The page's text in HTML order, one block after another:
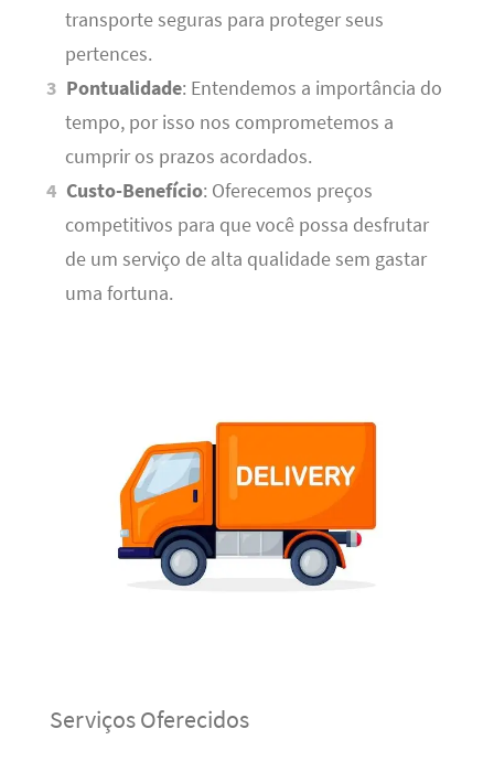
transporte seguras para proteger seus
pertences.
Pontualidade: Entendemos a importância do
tempo, por isso nos comprometemos a
cumprir os prazos acordados.
Custo-Benefício: Oferecemos preços
competitivos para que você possa desfrutar
de um serviço de alta qualidade sem gastar
uma fortuna.
Serviços Oferecidos